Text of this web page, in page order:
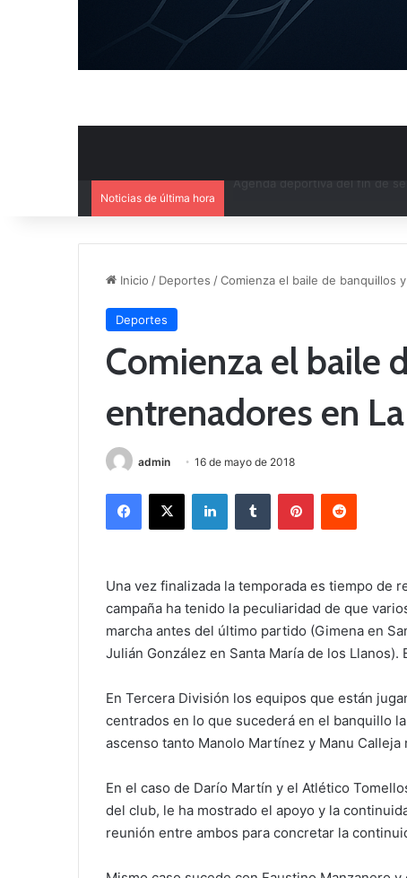
Noticias de última hora
Inicio / Deportes /Comienza el baile de banquillos
Deportes
Comienza el baile
entrenadores en
admin 16 de mayo de 2018
Una vez finalizada la temporada es tiempo de
campaña ha tenido la peculiaridad de que
marcha antes del último partido (Gimena en
Julián González en Santa María de los
En Tercera División los equipos que están
centrados en lo que sucederá en el banquillo
ascenso tanto Manolo Martínez y Manu
En el caso de Darío Martín y el Atlético
del club, le ha mostrado el apoyo y la
reunión entre ambos para concretar la